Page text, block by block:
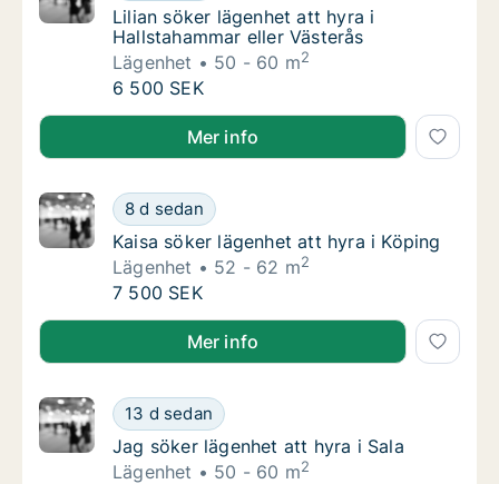
Lilian söker lägenhet att hyra i
Lilian söker lägenhet att hyra i
Hallstahammar eller Västerås
Lägenhet
50 - 60 m2
Lilian söker lägenhet att hyra i
6 500 SEK
Lilian söker lägenhet att hyra i Hallstahammar eller
Mer info
Kaisa söker lägenhet att hyra i Köping
8 d sedan
Kaisa söker lägenhet att hyra i Köping
Kaisa söker lägenhet att hyra i Köping
Lägenhet
52 - 62 m2
Kaisa söker lägenhet att hyra i Köping
7 500 SEK
Kaisa söker lägenhet att hyra i Köping
Mer info
Jag söker lägenhet att hyra i Sala
13 d sedan
Jag söker lägenhet att hyra i Sala
Jag söker lägenhet att hyra i Sala
Lägenhet
50 - 60 m2